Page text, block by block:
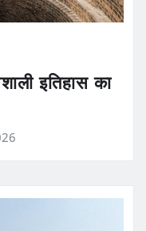
इतिहास का